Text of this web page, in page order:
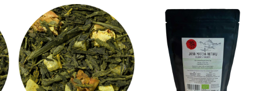
Add to
Wishlist
Add to
Wishlist